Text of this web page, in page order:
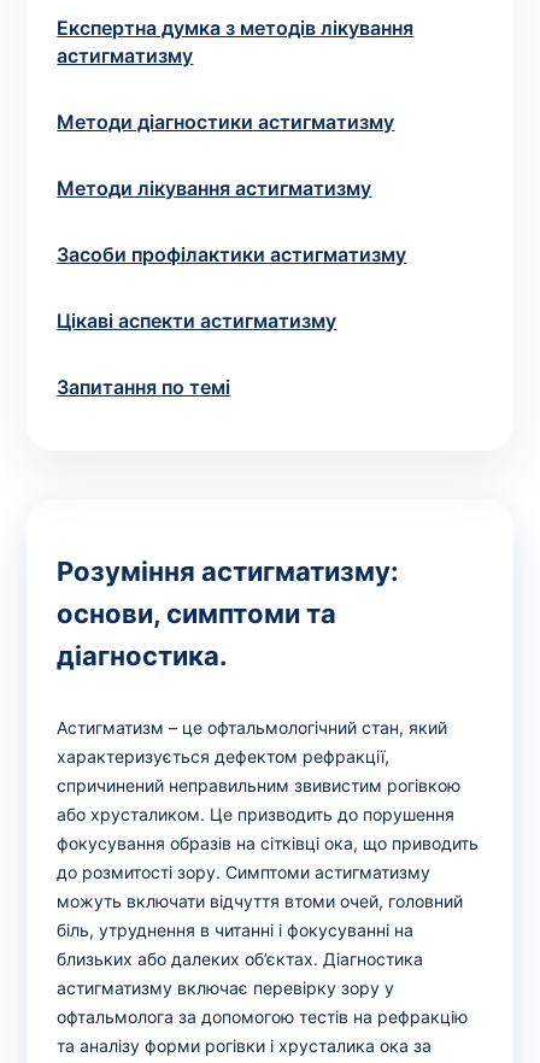
Експертна думка з методів лікування
астигматизму
Методи діагностики астигматизму
Методи лікування астигматизму
Засоби профілактики астигматизму
Цікаві аспекти астигматизму
Запитання по темі
Розуміння астигматизму:
основи, симптоми та
діагностика.
Астигматизм – це офтальмологічний стан, який
характеризується дефектом рефракції,
спричинений неправильним звивистим рогівкою
або хрусталиком. Це призводить до порушення
фокусування образів на сітківці ока, що приводить
до розмитості зору. Симптоми астигматизму
можуть включати відчуття втоми очей, головний
біль, утруднення в читанні і фокусуванні на
близьких або далеких об’єктах. Діагностика
астигматизму включає перевірку зору у
офтальмолога за допомогою тестів на рефракцію
та аналізу форми рогівки і хрусталика ока за
Оформити замовлення
Якщо ви не знаєте, які аналізи вам необхідні,
листа. Проте, щоб уникнути можливих непорозумінь,
виконання досліджень за телефонами, вказаними на